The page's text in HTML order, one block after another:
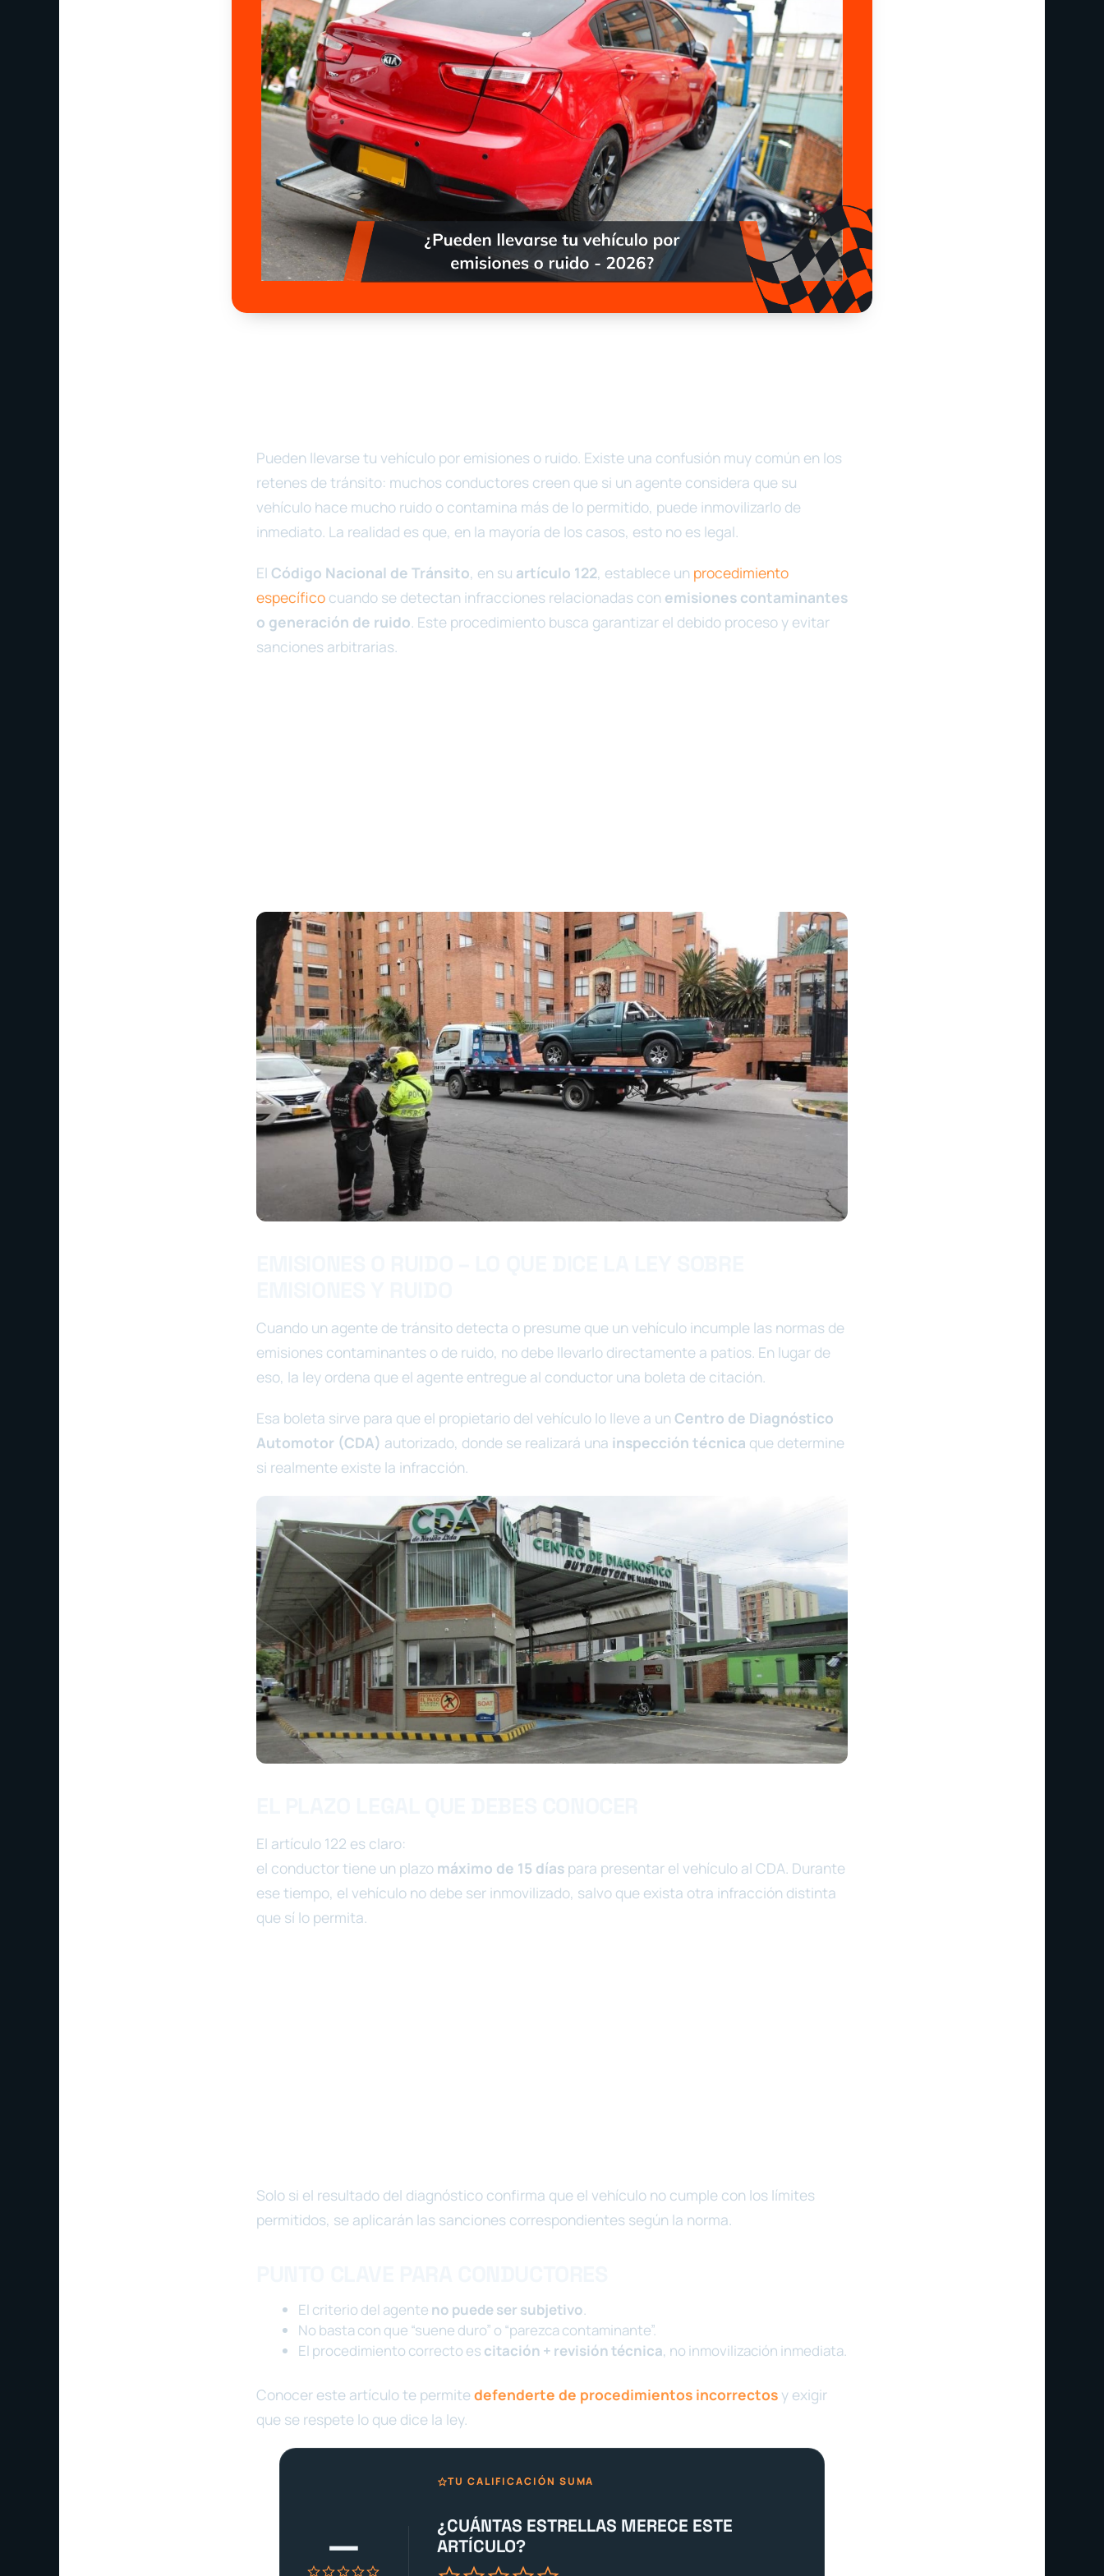
Pueden llevarse tu vehículo por emisiones o ruido. Existe una confusión muy común en los
retenes de tránsito: muchos conductores creen que si un agente considera que su
vehículo hace mucho ruido o contamina más de lo permitido, puede inmovilizarlo de
inmediato. La realidad es que, en la mayoría de los casos, esto no es legal.
El Código Nacional de Tránsito, en su artículo 122, establece un procedimiento
específico cuando se detectan infracciones relacionadas con emisiones contaminantes
o generación de ruido. Este procedimiento busca garantizar el debido proceso y evitar
sanciones arbitrarias.
Cuando un agente de tránsito detecta o presume que un vehículo incumple las normas de
emisiones contaminantes o de ruido, no debe llevarlo directamente a patios. En lugar de
eso, la ley ordena que el agente entregue al conductor una boleta de citación.
Esa boleta sirve para que el propietario del vehículo lo lleve a un Centro de Diagnóstico
Automotor (CDA) autorizado, donde se realizará una inspección técnica que determine
si realmente existe la infracción.
El artículo 122 es claro:
el conductor tiene un plazo máximo de 15 días para presentar el vehículo al CDA. Durante
ese tiempo, el vehículo no debe ser inmovilizado, salvo que exista otra infracción distinta
que sí lo permita.
Solo si el resultado del diagnóstico confirma que el vehículo no cumple con los límites
permitidos, se aplicarán las sanciones correspondientes según la norma.
El criterio del agente no puede ser subjetivo.
No basta con que “suene duro” o “parezca contaminante”.
El procedimiento correcto es citación + revisión técnica, no inmovilización inmediata.
Conocer este artículo te permitedefenderte de procedimientos incorrectos y exigir
que se respete lo que dice la ley.
—
TU CALIFICACIÓN SUMA
¿CUÁNTAS ESTRELLAS MERECE ESTE
ARTÍCULO?